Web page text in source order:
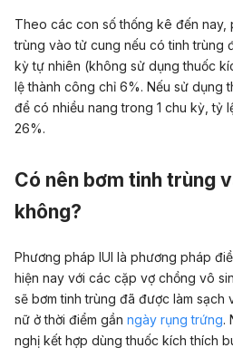
Theo các con số thống kê đến nay,
trùng vào tử cung nếu có tinh trùng
kỳ tự nhiên (không sử dụng thuốc
lệ thành công chỉ 6%. Nếu sử dụng
để có nhiều nang trong 1 chu kỳ, tỷ
26%.
Có nên bơm tinh trùng
không?
Phương pháp IUI là phương pháp
hiện nay với các cặp vợ chồng vô
sẽ bơm tinh trùng đã được làm
nữ ở thời điểm gần ngày rụng trứng.
nghị kết hợp dùng thuốc kích thích